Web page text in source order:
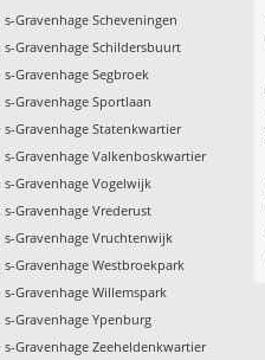
Gravenhage Scheveningen
Gravenhage Schildersbuurt
Gravenhage Segbroek
Gravenhage Sportlaan
Gravenhage Statenkwartier
Gravenhage Valkenboskwartier
Gravenhage Vogelwijk
Gravenhage Vrederust
Gravenhage Vruchtenwijk
Gravenhage Westbroekpark
Gravenhage Willemspark
Gravenhage Ypenburg
Gravenhage Zeeheldenkwartier